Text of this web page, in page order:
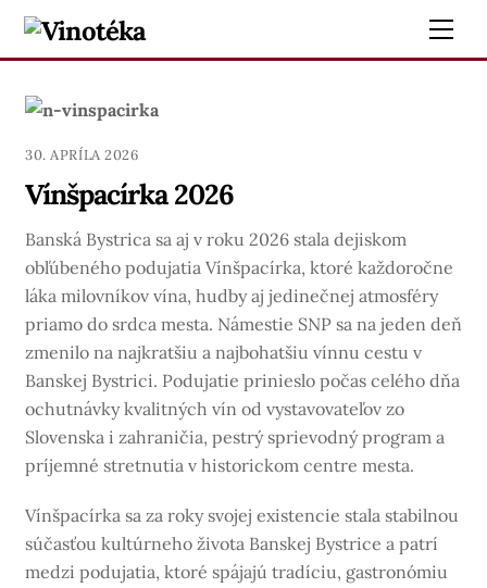
Skip
30. APRÍLA 2026
Vínšpacírka 2026
Banská Bystrica sa aj v roku 2026 stala dejiskom
obľúbeného podujatia Vínšpacírka, ktoré každoročne
láka milovníkov vína, hudby aj jedinečnej atmosféry
priamo do srdca mesta. Námestie SNP sa na jeden deň
zmenilo na najkratšiu a najbohatšiu vínnu cestu v
Banskej Bystrici. Podujatie prinieslo počas celého dňa
ochutnávky kvalitných vín od vystavovateľov zo
Slovenska i zahraničia, pestrý sprievodný program a
príjemné stretnutia v historickom centre mesta.
Vínšpacírka sa za roky svojej existencie stala stabilnou
súčasťou kultúrneho života Banskej Bystrice a patrí
medzi podujatia, ktoré spájajú tradíciu, gastronómiu